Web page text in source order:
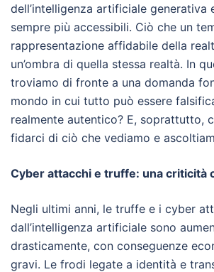
dell’intelligenza artificiale generativa
sempre più accessibili. Ciò che un
rappresentazione affidabile della
un’ombra di quella stessa realtà. In
troviamo di fronte a una domanda
mondo in cui tutto può essere
realmente autentico? E, soprattutto,
fidarci di ciò che vediamo e
Cyber attacchi e truffe: una criticità
Negli ultimi anni, le truffe e i cyber
dall’intelligenza artificiale sono
drasticamente, con conseguenze
gravi. Le frodi legate a identità e